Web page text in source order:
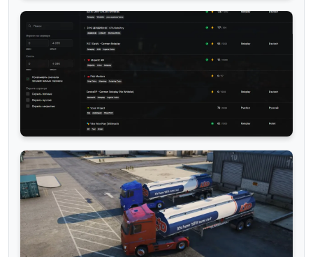
Roleplay миры
Majestic RP: новый ивент с Человеком-
пауком к 1 сентября!
— просмотры — комментарии
Roleplay миры
Majestic убивает конкуренцию в сфере GTA 5
RP
— просмотры — комментарии